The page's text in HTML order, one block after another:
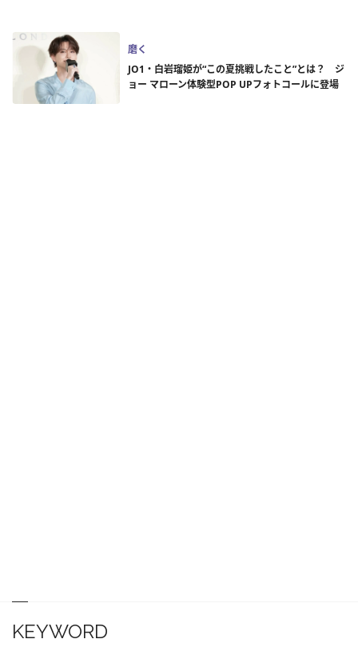
磨く
JO1・白岩瑠姫が“この夏挑戦したこと”とは？ ジ
ョー マローン体験型POP UPフォトコールに登場
KEYWORD